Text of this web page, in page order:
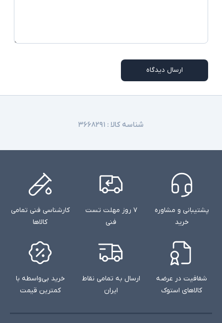
ارسال دیدگاه
شناسه کالا : ۳۶۶۸۲۹۱
پشتیبانی و مشاوره
خرید
۷ روز مهلت تست
فنی
کارشناسی فنی تمامی
کالاها
شفافیت در عرضه
کالاهای استوک
ارسال به تمامی نقاط
ایران
خرید بی‌واسطه با
کمترین قیمت